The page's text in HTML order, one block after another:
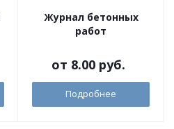
Журнал бетонных
работ
от 8.00 руб.
Подробнее